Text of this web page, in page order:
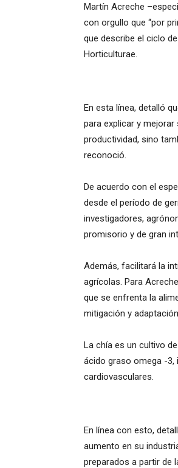
Martín Acreche
con orgullo que “por
que describe el ciclo
Horticulturae.
En esta línea, detalló
para explicar y
productividad, sino
reconoció.
De acuerdo con el
desde el período de
investigadores,
promisorio y de gran
Además, facilitará la
agrícolas. Para
que se enfrenta la
mitigación y
La chía es un cultivo
ácido graso omega -3,
cardiovasculares.
En línea con esto,
aumento en su
preparados a partir de